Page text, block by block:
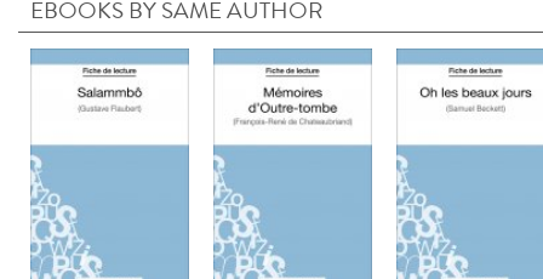
EBOOKS BY SAME AUTHOR